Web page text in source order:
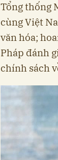
Tổng thống
cùng Việt
văn hóa;
Pháp đánh
chính sách